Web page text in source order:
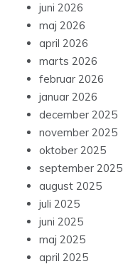
juni 2026
maj 2026
april 2026
marts 2026
februar 2026
januar 2026
december 2025
november 2025
oktober 2025
september 2025
august 2025
juli 2025
juni 2025
maj 2025
april 2025